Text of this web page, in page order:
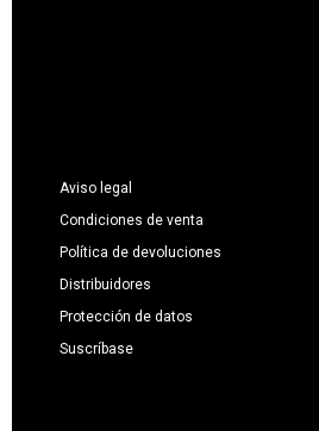
Aviso legal
Condiciones de venta
Política de devoluciones
Distribuidores
Protección de datos
Suscríbase